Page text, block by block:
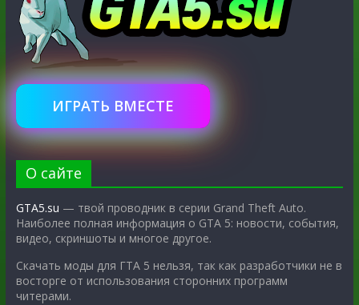
ИГРАТЬ ВМЕСТЕ
О сайте
GTA5.su — твой проводник в серии Grand Theft Auto.
Наиболее полная информация о GTA 5: новости, события,
видео, скриншоты и многое другое.
Скачать моды для ГТА 5 нельзя, так как разработчики не в
восторге от использования сторонних программ
читерами.